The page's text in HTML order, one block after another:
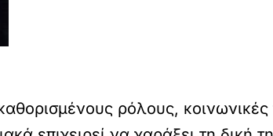
ρόλους, κοινωνικές